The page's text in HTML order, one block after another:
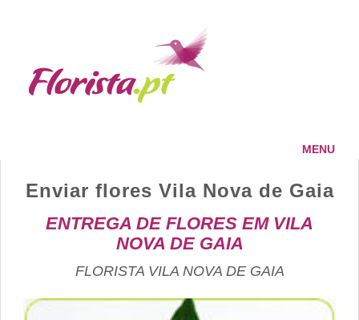
MENU
FLORISTA
SERVIÇOS
Enviar flores Vila Nova de Gaia
ENTREGA DE FLORES EM VILA
NOVA DE GAIA
FLORISTA VILA NOVA DE GAIA